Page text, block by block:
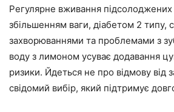
Регулярне вживання підсолоджених
збільшенням ваги, діабетом 2 типу,
захворюваннями та проблемами з
воду з лимоном усуває додавання
ризики. Йдеться не про відмову від
свідомий вибір, який підтримує